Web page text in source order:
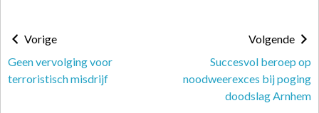
Vorige
Geen vervolging voor
terroristisch misdrijf
Volgende
Succesvol beroep op
noodweerexces bij poging
doodslag Arnhem